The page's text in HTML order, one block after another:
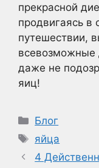
прекрасной
продвигаясь в
путешествии,
всевозможные
даже не
яиц!
Рубрики
Блог
Метки
яйца
4